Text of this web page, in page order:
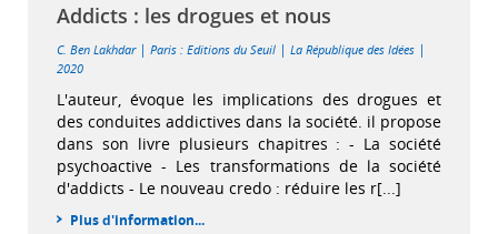
Addicts : les drogues et nous
C. Ben Lakhdar | Paris : Editions du Seuil | La République des Idées |
2020
L'auteur, évoque les implications des drogues et
des conduites addictives dans la société. il propose
dans son livre plusieurs chapitres : - La société
psychoactive - Les transformations de la société
d'addicts - Le nouveau credo : réduire les r[...]
Plus d'information...